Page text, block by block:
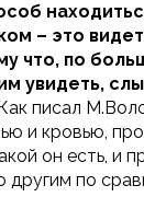
– это
что, по
увидеть,
писал
и кровью,
он есть, и
другим по